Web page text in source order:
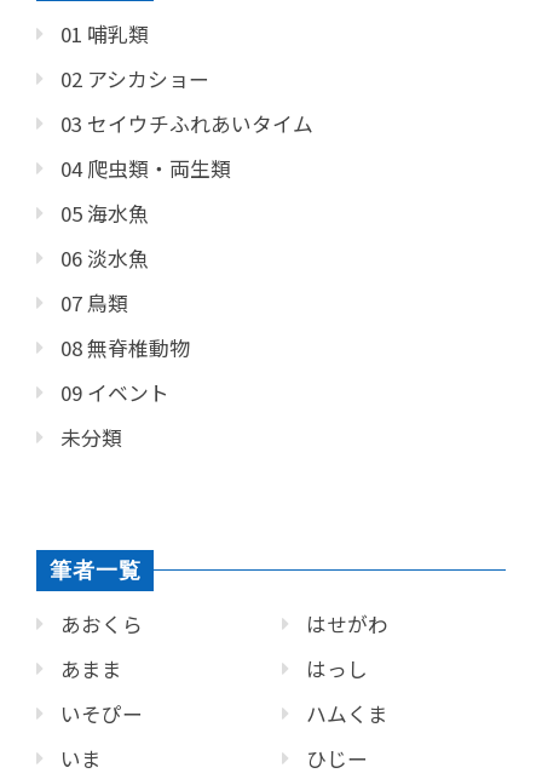
01 哺乳類
02 アシカショー
03 セイウチふれあいタイム
04 爬虫類・両生類
05 海水魚
06 淡水魚
07 鳥類
08 無脊椎動物
09 イベント
未分類
筆者一覧
あおくら
あまま
いそぴー
いま
はせがわ
はっし
ハムくま
ひじー